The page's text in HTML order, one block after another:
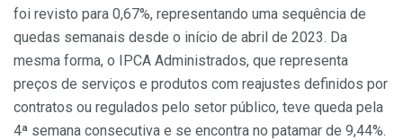
foi revisto para 0,67%, representando uma sequência de
quedas semanais desde o início de abril de 2023. Da
mesma forma, o IPCA Administrados, que representa
preços de serviços e produtos com reajustes definidos por
contratos ou regulados pelo setor público, teve queda pela
4ª semana consecutiva e se encontra no patamar de 9,44%.